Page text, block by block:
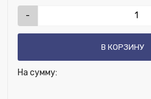
-
В КОРЗИНУ
На сумму: